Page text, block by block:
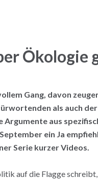
Ökologie
Gang, davon
als auch
aus
ein Ja
Serie kurzer Videos.
auf die Flagge